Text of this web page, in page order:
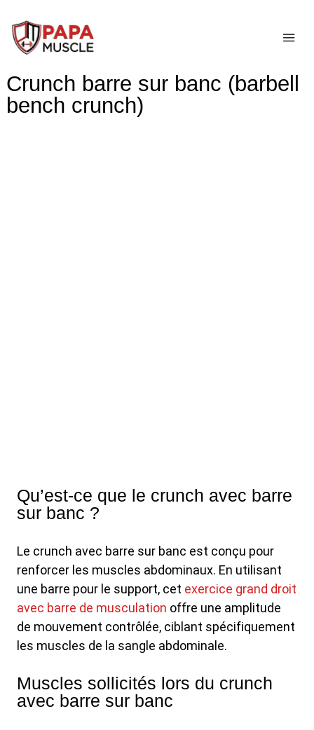
passer
principal
Crunch barre sur banc (barbell
bench crunch)
Qu’est-ce que le crunch avec barre
sur banc ?
Le crunch avec barre sur banc est conçu pour
renforcer les muscles abdominaux. En utilisant
une barre pour le support, cet exercice grand droit
avec barre de musculation offre une amplitude
de mouvement contrôlée, ciblant spécifiquement
les muscles de la sangle abdominale.
Muscles sollicités lors du crunch
avec barre sur banc